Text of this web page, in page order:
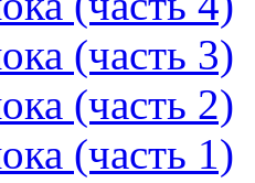
(часть 3)
(часть 2)
(часть 1)